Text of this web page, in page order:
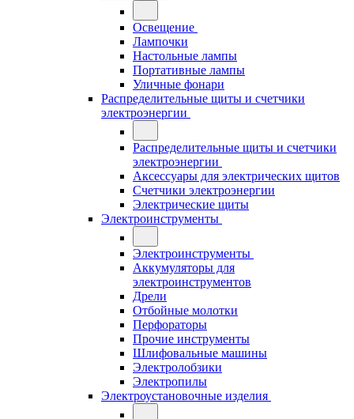
Освещение
Лампочки
Настольные лампы
Портативные лампы
Уличные фонари
Распределительные щиты и счетчики
электроэнергии
Распределительные щиты и счетчики
электроэнергии
Аксессуары для электрических щитов
Счетчики электроэнергии
Электрические щиты
Электроинструменты
Электроинструменты
Аккумуляторы для
электроинструментов
Дрели
Отбойные молотки
Перфораторы
Прочие инструменты
Шлифовальные машины
Электролобзики
Электропилы
Электроустановочные изделия